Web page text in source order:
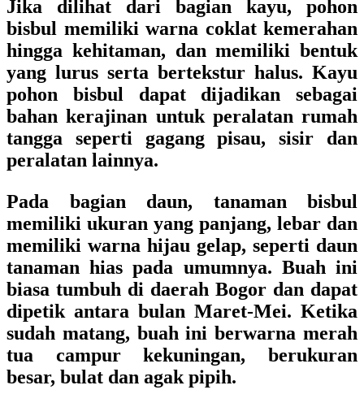
Jika dilihat dari bagian kayu, pohon
bisbul memiliki warna coklat kemerahan
hingga kehitaman, dan memiliki bentuk
yang lurus serta bertekstur halus. Kayu
pohon bisbul dapat dijadikan sebagai
bahan kerajinan untuk peralatan rumah
tangga seperti gagang pisau, sisir dan
peralatan lainnya.
Pada bagian daun, tanaman bisbul
memiliki ukuran yang panjang, lebar dan
memiliki warna hijau gelap, seperti daun
tanaman hias pada umumnya. Buah ini
biasa tumbuh di daerah Bogor dan dapat
dipetik antara bulan Maret-Mei. Ketika
sudah matang, buah ini berwarna merah
tua campur kekuningan, berukuran
besar, bulat dan agak pipih.